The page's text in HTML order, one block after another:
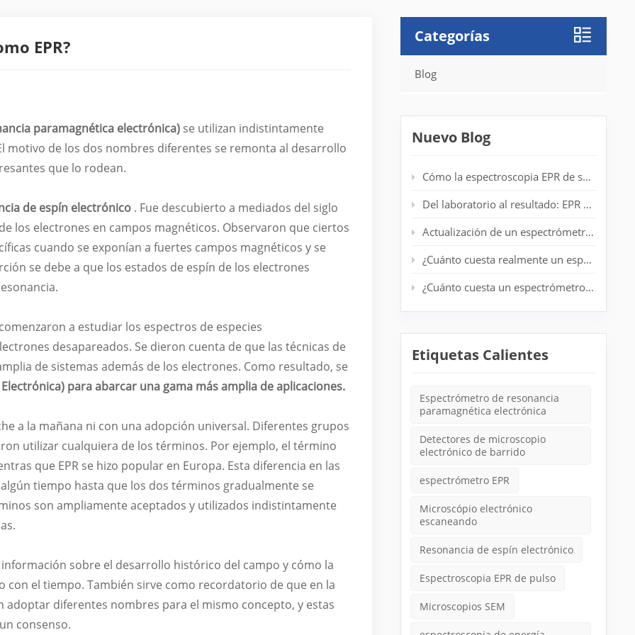
EPR?
paramagnética electrónica) se utilizan indistintamente
motivo de los dos nombres diferentes se remonta al desarrollo
que lo rodean.
de espín electrónico . Fue descubierto a mediados del siglo
los electrones en campos magnéticos. Observaron que ciertos
cuando se exponían a fuertes campos magnéticos y se
se debe a que los estados de espín de los electrones
a estudiar los espectros de especies
desapareados. Se dieron cuenta de que las técnicas de
de sistemas además de los electrones. Como resultado, se
para abarcar una gama más amplia de aplicaciones.
a la mañana ni con una adopción universal. Diferentes grupos
utilizar cualquiera de los términos. Por ejemplo, el término
que EPR se hizo popular en Europa. Esta diferencia en las
tiempo hasta que los dos términos gradualmente se
son ampliamente aceptados y utilizados indistintamente
sobre el desarrollo histórico del campo y cómo la
el tiempo. También sirve como recordatorio de que en la
diferentes nombres para el mismo concepto, y estas
consenso.
Categorías
Blog
Nuevo Blog
Cómo la espectroscopia EPR de sobremesa mejora la detección de radicales en laboratorios de polímeros
Del laboratorio al resultado: EPR de escritorio para análisis de centrifugado en tiempo real
Actualización de un espectrómetro EPR antiguo: prolongación de la vida útil del sistema sin un nuevo imán
¿Cuánto cuesta realmente un espectrómetro EPR de nivel básico?
¿Cuánto cuesta un espectrómetro EPR? Guía completa de precios para investigadores
Etiquetas Calientes
Espectrómetro de resonancia
paramagnética electrónica
Detectores de microscopio
electrónico de barrido
espectrómetro EPR
Microscópio electrónico
escaneando
Resonancia de espín electrónico
Espectroscopia EPR de pulso
Microscopios SEM